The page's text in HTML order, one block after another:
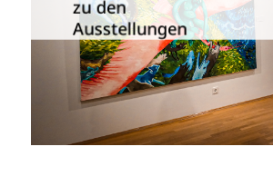
zu den
Ausstellungen
zu den